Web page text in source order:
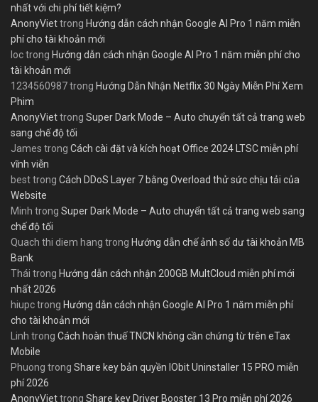
nhất với chi phí tiết kiệm?
AnonyViettrong Hướng dẫn cách nhận Google AI Pro 1 năm miễn
phí cho tài khoản mới
loctrong Hướng dẫn cách nhận Google AI Pro 1 năm miễn phí cho
tài khoản mới
1234560987trong Hướng Dẫn Nhận Netflix 30 Ngày Miễn Phí Xem
Phim
AnonyViettrong Super Dark Mode – Auto chuyển tất cả trang web
sang chế độ tối
James trong Cách cài đặt và kích hoạt Office 2024 LTSC miễn phí
vĩnh viễn
besttrong Cách DDoS Layer 7 bằng Overload thử sức chịu tải của
Website
Minh trong Super Dark Mode – Auto chuyển tất cả trang web sang
chế độ tối
Quach thi diem hang trong Hướng dẫn chế ảnh số dư tài khoản MB
Bank
Thái trong Hướng dẫn cách nhận 200GB MultCloud miễn phí mới
nhất 2026
hiupctrong Hướng dẫn cách nhận Google AI Pro 1 năm miễn phí
cho tài khoản mới
Linh trong Cách hoàn thuế TNCN không cần chứng từ trên eTax
Mobile
Phuong trong Share key bản quyền IObit Uninstaller 15 PRO miễn
phí 2026
AnonyViettrong Share key Driver Booster 13 Pro miễn phí 2026